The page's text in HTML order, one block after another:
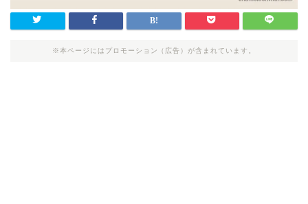
※本ページにはプロモーション（広告）が含まれています。